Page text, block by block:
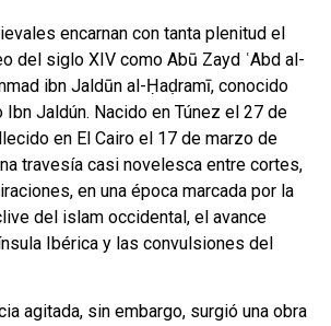
encarnan con tanta plenitud el
del siglo XIV como Abū Zayd ʿAbd al-
ibn Jaldūn al-Ḥaḍramī, conocido
Jaldún. Nacido en Túnez el 27 de
en El Cairo el 17 de marzo de
travesía casi novelesca entre cortes,
en una época marcada por la
del islam occidental, el avance
Ibérica y las convulsiones del
agitada, sin embargo, surgió una obra